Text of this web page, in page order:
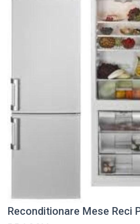
Reconditionare Mese Reci